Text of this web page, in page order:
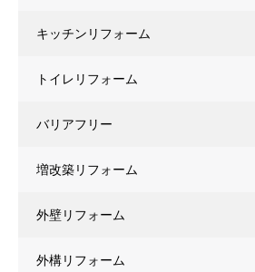
キッチンリフォーム
トイレリフォーム
バリアフリー
増改築リフォーム
外壁リフォーム
外構リフォーム